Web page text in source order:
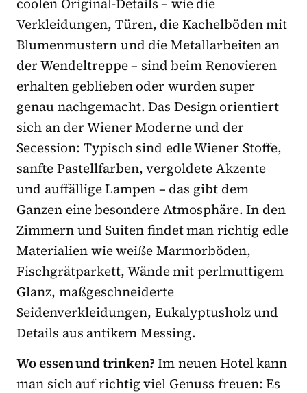
Verkleidungen, Türen, die Kachelböden mit
Blumenmustern und die Metallarbeiten an
der Wendeltreppe – sind beim Renovieren
erhalten geblieben oder wurden super
genau nachgemacht. Das Design orientiert
sich an der Wiener Moderne und der
Secession: Typisch sind edle Wiener Stoffe,
sanfte Pastellfarben, vergoldete Akzente
und auffällige Lampen – das gibt dem
Ganzen eine besondere Atmosphäre. In den
Zimmern und Suiten findet man richtig edle
Materialien wie weiße Marmorböden,
Fischgrätparkett, Wände mit perlmuttigem
Glanz, maßgeschneiderte
Seidenverkleidungen, Eukalyptusholz und
Details aus antikem Messing.
Wo essen und trinken?Im neuen Hotel kann
man sich auf richtig viel Genuss freuen: Es